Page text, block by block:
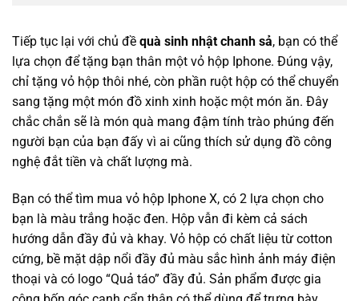
Tiếp tục lại với chủ đề quà sinh nhật chanh sả, bạn có thể
lựa chọn để tặng bạn thân một vỏ hộp Iphone. Đúng vậy,
chỉ tặng vỏ hộp thôi nhé, còn phần ruột hộp có thể chuyển
sang tặng một món đồ xinh xinh hoặc một món ăn. Đây
chắc chắn sẽ là món quà mang đậm tính trào phúng đến
người bạn của bạn đấy vì ai cũng thích sử dụng đồ công
nghệ đắt tiền và chất lượng mà.
Bạn có thể tìm mua vỏ hộp Iphone X, có 2 lựa chọn cho
bạn là màu trắng hoặc đen. Hộp vẫn đi kèm cả sách
hướng dẫn đầy đủ và khay. Vỏ hộp có chất liệu từ cotton
cứng, bề mặt dập nổi đầy đủ màu sắc hình ảnh máy điện
thoại và có logo “Quả táo” đầy đủ. Sản phẩm được gia